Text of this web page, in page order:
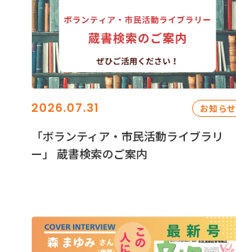
2026.07.31 お知らせ
「ボランティア・市民活動ライブラリ
ー」 蔵書検索のご案内